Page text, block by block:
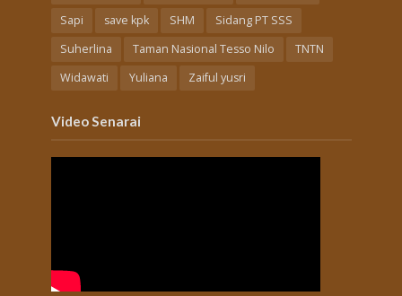
Sapi
save kpk SHM
Sidang PT SSS
Suherlina
Taman Nasional Tesso Nilo
TNTN
Widawati
Yuliana Zaiful yusri
Video Senarai